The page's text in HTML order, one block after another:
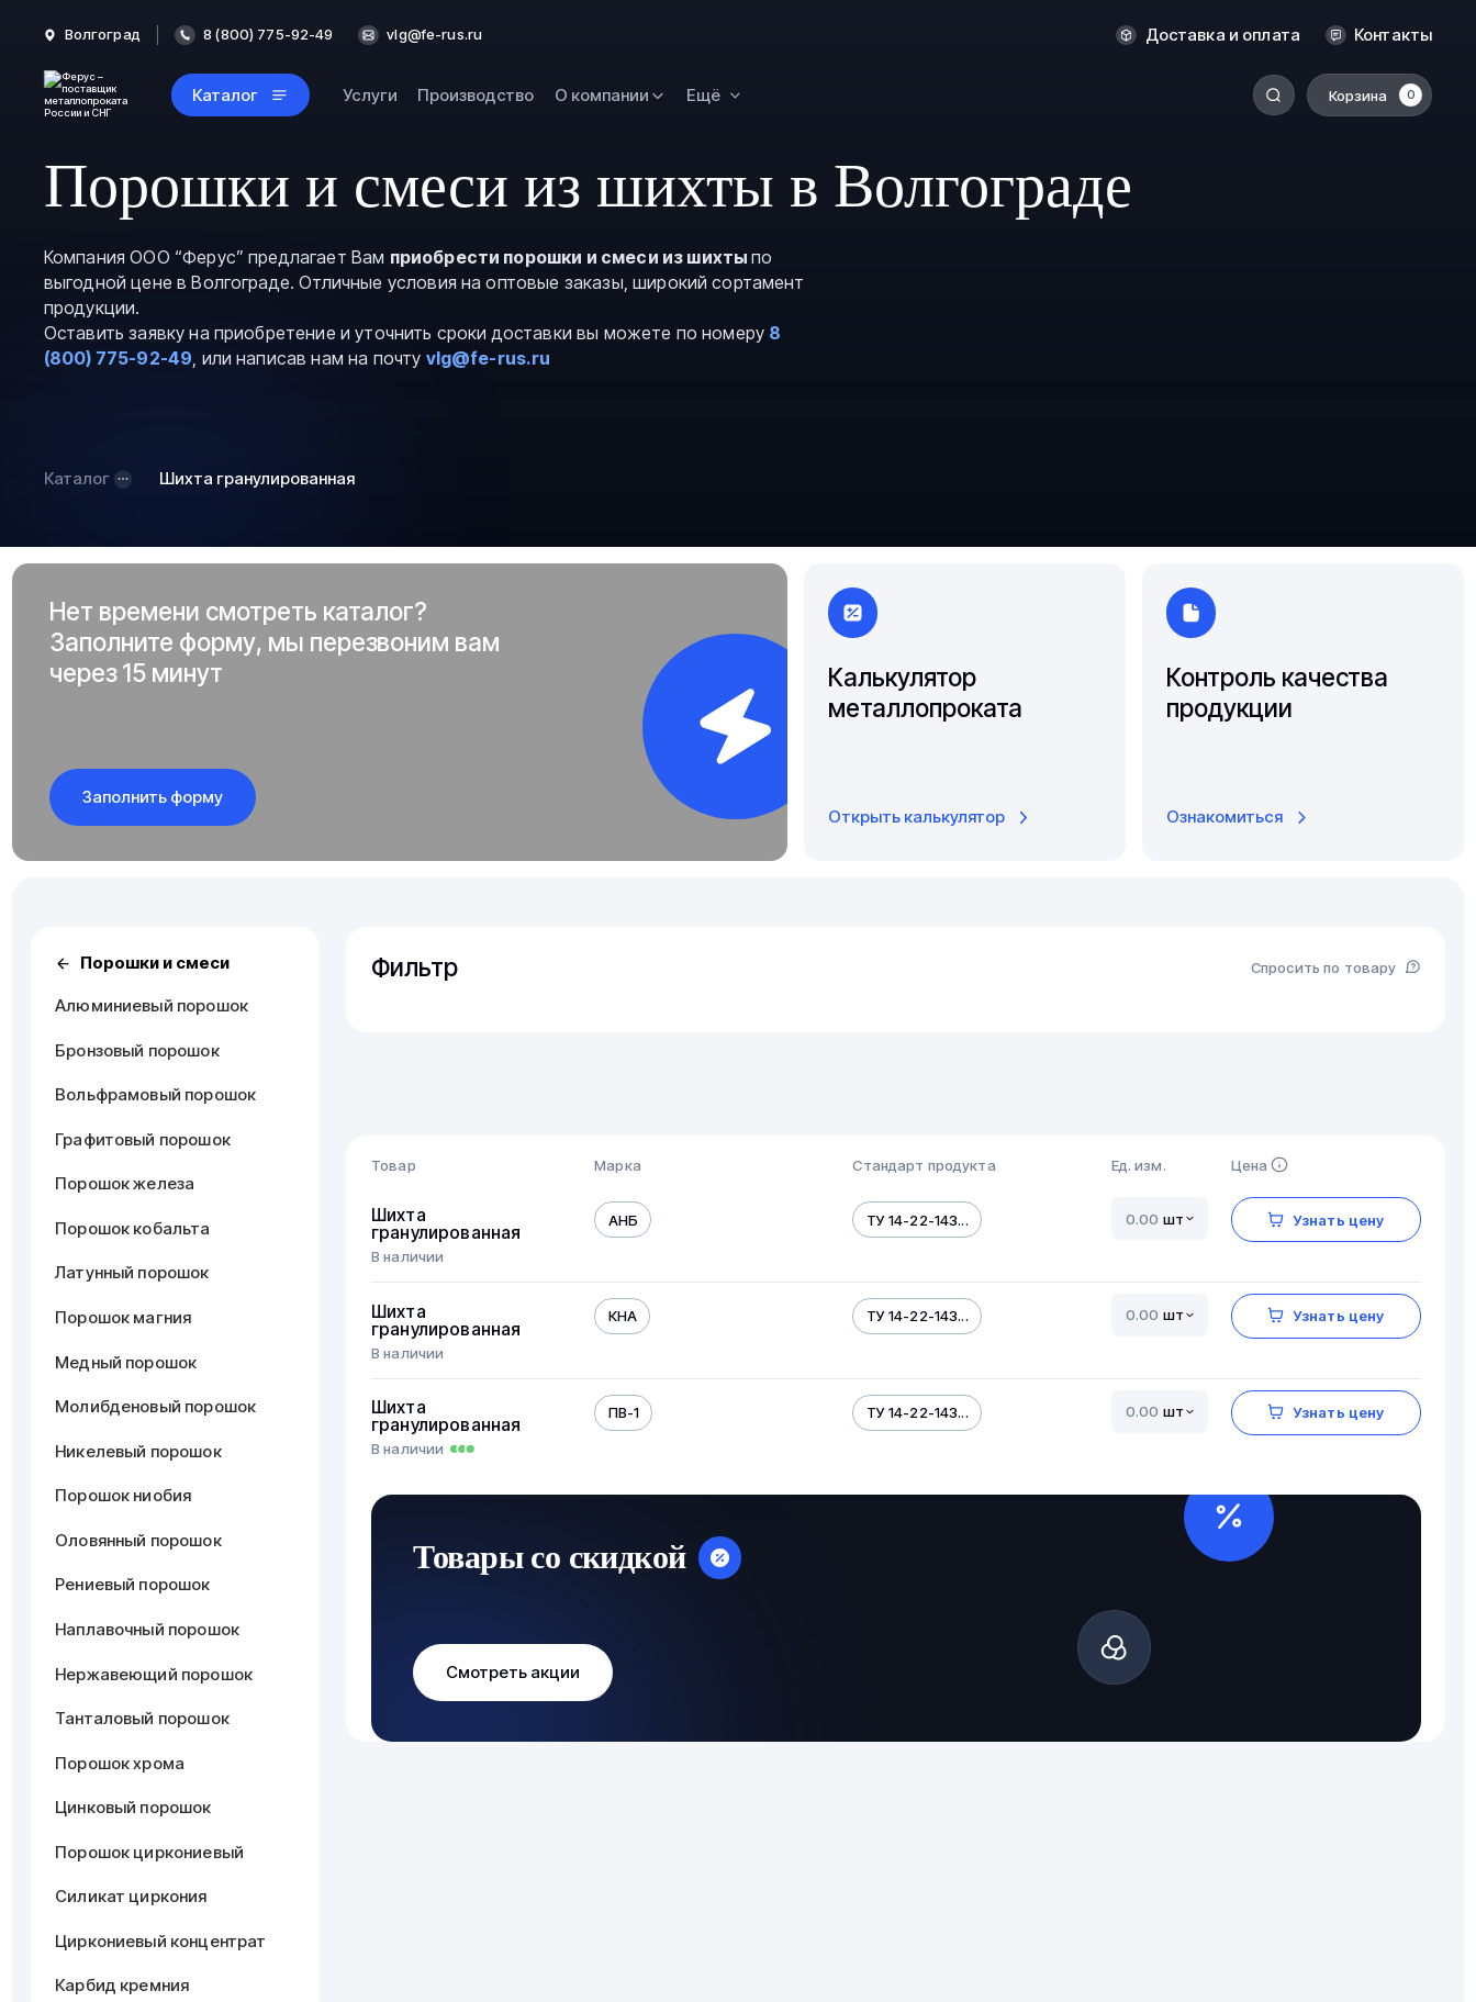
Волгоград 8 (800) 775-92-49 vlg@fe-rus.ru Доставка и оплата Контакты
Каталог Услуги Производство О компании Ещё Корзина 0
Оренбург
Ростов-на-Дону
Рязань
Самара
Порошки и смеси из шихты в Волгограде
Компания ООО “Ферус” предлагает Вам приобрести порошки и смеси из шихтыпо
выгодной цене в Волгограде. Отличные условия на оптовые заказы, широкий сортамент
продукции.
Оставить заявку на приобретение и уточнить сроки доставки вы можете по номеру 8
(800) 775-92-49, или написав нам на почту vlg@fe-rus.ru
Каталог Шихта гранулированная
Нет времени смотреть каталог?
Заполните форму, мы перезвоним вам
через 15 минут
Заполнить форму
Калькулятор
металлопроката
Открыть калькулятор
Контроль качества
продукции
Ознакомиться
Порошки и смеси
Алюминиевый порошок
Бронзовый порошок
Вольфрамовый порошок
Графитовый порошок
Порошок железа
Порошок кобальта
Латунный порошок
Порошок магния
Медный порошок
Молибденовый порошок
Никелевый порошок
Порошок ниобия
Оловянный порошок
Рениевый порошок
Наплавочный порошок
Нержавеющий порошок
Танталовый порошок
Порошок хрома
Цинковый порошок
Порошок циркониевый
Силикат циркония
Циркониевый концентрат
Карбид кремния
Фильтр Спросить по товару
Товар Марка Стандарт продукта Ед. изм. Цена
Шихта
гранулированная
В наличии
АНБ ТУ 14-22-143... шт Узнать цену
Шихта
гранулированная
В наличии
КНА ТУ 14-22-143... шт Узнать цену
Шихта
гранулированная
В наличии
ПВ-1 ТУ 14-22-143... шт Узнать цену
Товары со скидкой
Смотреть акции